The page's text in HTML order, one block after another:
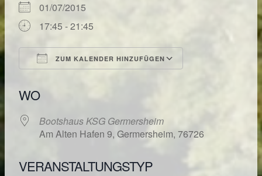
01/07/2015
17:45 - 21:45
ZUM KALENDER HINZUFÜGEN
WO
Bootshaus KSG Germersheim
Am Alten Hafen 9, Germersheim, 76726
VERANSTALTUNGSTYP